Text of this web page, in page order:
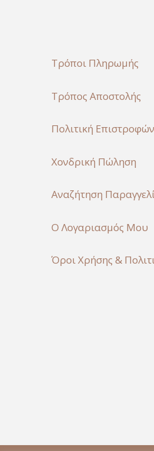
Τρόποι Πληρωμής
Τρόπος Αποστολής
Πολιτική Επιστροφών
Χονδρική Πώληση
Αναζήτηση
Ο Λογαριασμός Μου
Όροι Χρήσης &